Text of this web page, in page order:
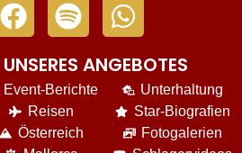
ANGEBOTES
Event-Berichte
Reisen
Österreich
Unterhaltung
Star-Biografien
Fotogalerien